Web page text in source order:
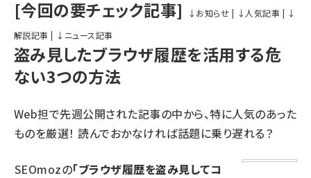
[今回の要チェック記事] ↓お知らせ | ↓人気記事 | ↓
解説記事 | ↓ニュース記事
盗み見したブラウザ履歴を活用する危
ない3つの方法
Web担で先週公開された記事の中から、特に人気のあった
ものを厳選！ 読んでおかなければ話題に乗り遅れる？
SEOmozの「ブラウザ履歴を盗み見してコ